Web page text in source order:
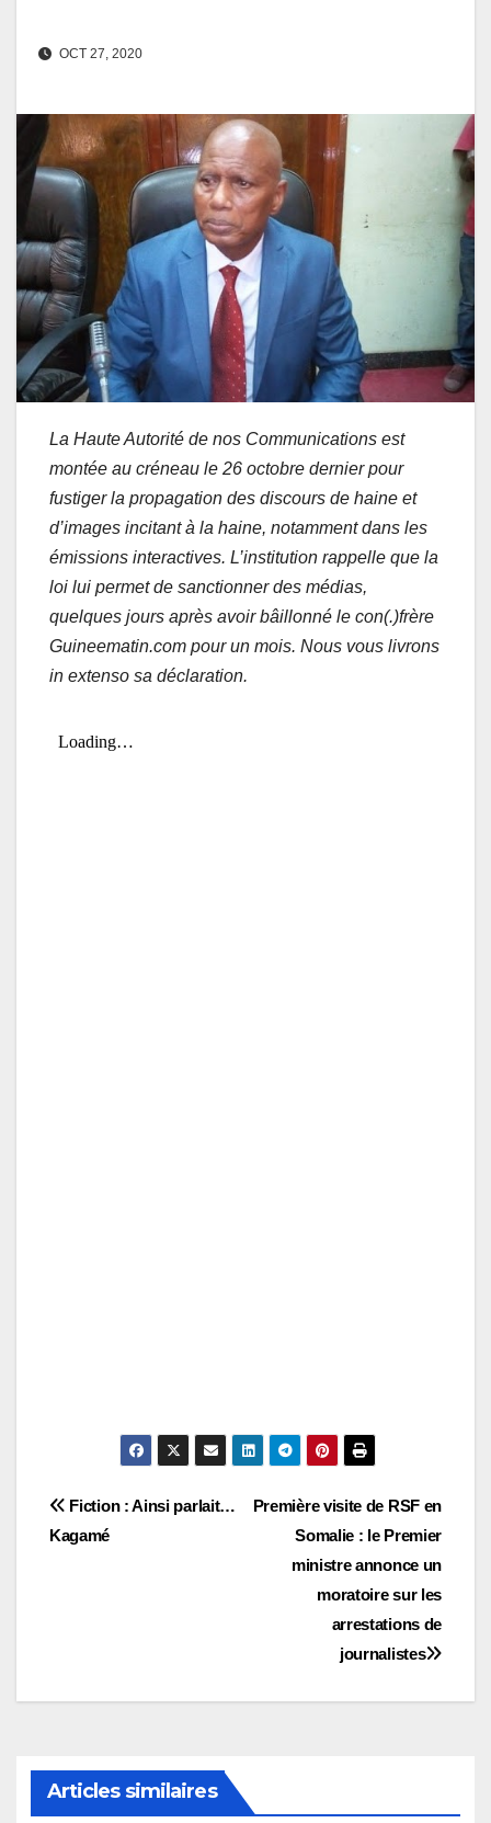
OCT 27, 2020
La Haute Autorité de nos Communications est
montée au créneau le 26 octobre dernier pour
fustiger la propagation des discours de haine et
d’images incitant à la haine, notamment dans les
émissions interactives. L’institution rappelle que la
loi lui permet de sanctionner des médias,
quelques jours après avoir bâillonné le con(.)frère
Guineematin.com pour un mois. Nous vous livrons
in extenso sa déclaration.
Navigation
de
Première visite de RSF en
Somalie : le Premier
ministre annonce un
moratoire sur les
arrestations de
journalistes
Fiction : Ainsi parlait…
Kagamé
Articles similaires